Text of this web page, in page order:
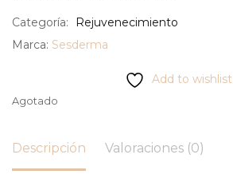
Categoría:
Rejuvenecimiento
Marca: Sesderma
Add to wishlist
Agotado
Descripción Valoraciones (0)